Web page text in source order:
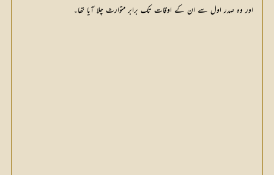
اور وہ صدر اول سے ان کے اوقات تک برابر متوارث چلا آیا تھا۔